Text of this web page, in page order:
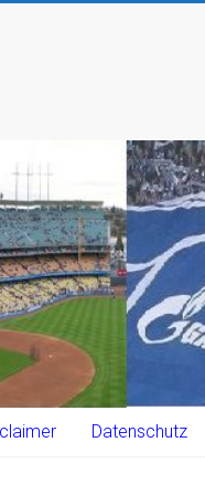
Datenschutz